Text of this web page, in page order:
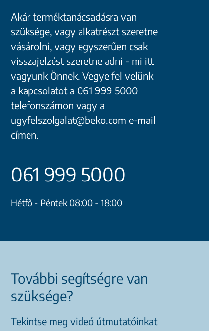
Akár terméktanácsadásra van
szüksége, vagy alkatrészt szeretne
vásárolni, vagy egyszerűen csak
visszajelzést szeretne adni - mi itt
vagyunk Önnek. Vegye fel velünk
a kapcsolatot a 061 999 5000
telefonszámon vagy a
ugyfelszolgalat@beko.com e-mail
címen.
061 999 5000
Hétfő - Péntek 08:00 - 18:00
További segítségre van
szüksége?
Tekintse meg videó útmutatóinkat